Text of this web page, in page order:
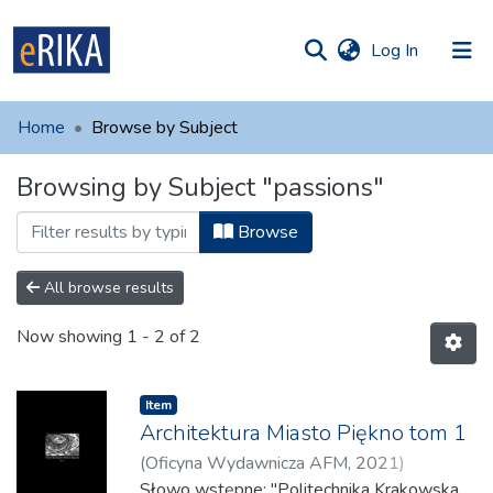
Log In (current)
UAFM
For authors
Help
Contact
Home Browse by Subject
Browsing by Subject "passions"
Browse
All browse results
Now showing 1 - 2 of 2
Item
Architektura Miasto Piękno tom 1
(Oficyna Wydawnicza AFM, 2021)